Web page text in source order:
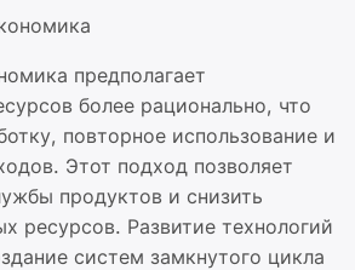
предполагает
более рационально, что
повторное использование и
Этот подход позволяет
продуктов и снизить
ресурсов. Развитие технологий
систем замкнутого цикла